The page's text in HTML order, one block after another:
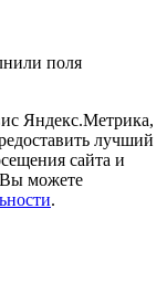
поля
Яндекс.Метрика,
лучший
сайта и
Вы можете
.